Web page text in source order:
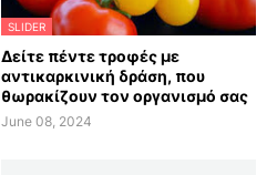
SLIDER
Δείτε πέντε τροφές με
αντικαρκινική δράση, που
θωρακίζουν τον οργανισμό σας
June 08, 2024